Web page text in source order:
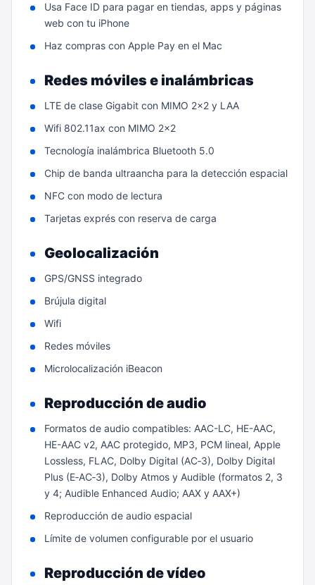
Usa Face ID para pagar en tiendas, apps y páginas
web con tu iPhone
Haz compras con Apple Pay en el Mac
Redes móviles e inalámbricas
LTE de clase Gigabit con MIMO 2x2 y LAA
Wifi 802.11ax con MIMO 2x2
Tecnología inalámbrica Bluetooth 5.0
Chip de banda ultraancha para la detección espacial
NFC con modo de lectura
Tarjetas exprés con reserva de carga
Geolocalización
GPS/GNSS integrado
Brújula digital
Wifi
Redes móviles
Microlocalización iBeacon
Reproducción de audio
Formatos de audio compatibles: AAC-LC, HE-AAC,
HE-AAC v2, AAC protegido, MP3, PCM lineal, Apple
Lossless, FLAC, Dolby Digital (AC‑3), Dolby Digital
Plus (E‑AC‑3), Dolby Atmos y Audible (formatos 2, 3
y 4; Audible Enhanced Audio; AAX y AAX+)
Reproducción de audio espacial
Límite de volumen configurable por el usuario
Reproducción de vídeo